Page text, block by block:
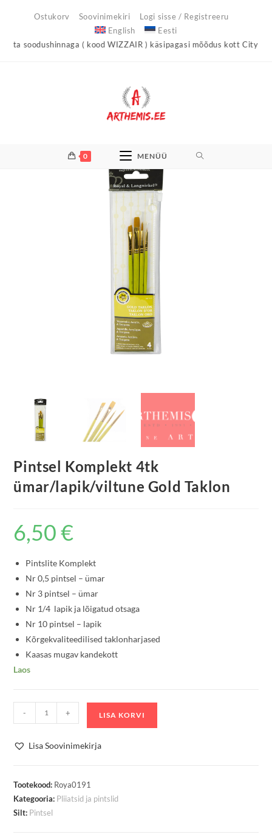
Ostukorv Soovinimekiri
Logi sisse / Registreeru
English
Eesti
soodushinnaga ( kood WIZZAIR ) käsipagasi mõõdus kott City Light !
0 MENÜÜ
Pintsel Komplekt 4tk
ümar/lapik/viltune Gold Taklon
6,50€
Pintslite Komplekt
Nr 0,5 pintsel – ümar
Nr 3 pintsel – ümar
Nr 1/4 lapik ja lõigatud otsaga
Nr 10 pintsel – lapik
Kõrgekvaliteedilised taklonharjased
Kaasas mugav kandekott
Laos
Komplekt
Taklon
kogus
- + LISA KORVI
Lisa Soovinimekirja
Tootekood: Roya0191
Kategooria: Pliiatsid ja pintslid
Silt: Pintsel